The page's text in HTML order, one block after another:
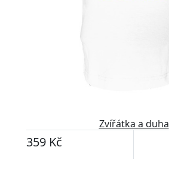
Zvířátka a duha
359 Kč